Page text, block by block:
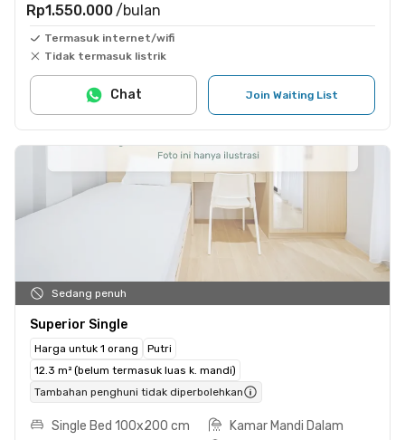
Rp1.550.000 /bulan
Termasuk internet/wifi
Tidak termasuk listrik
Join Waiting List
Chat
Sedang penuh
Superior Single
Harga untuk 1 orang
Putri
12.3 m² (belum termasuk luas k. mandi)
Tambahan penghuni tidak diperbolehkan
Single Bed 100x200 cm
Kamar Mandi Dalam